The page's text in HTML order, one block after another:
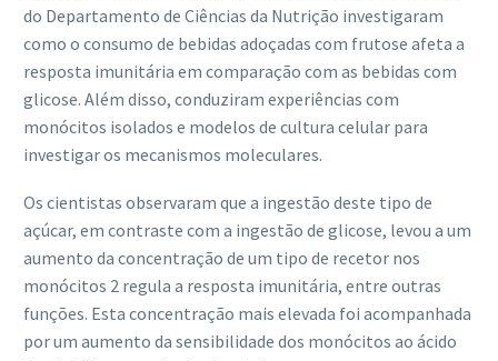
do Departamento de Ciências da Nutrição investigaram
como o consumo de bebidas adoçadas com frutose afeta a
resposta imunitária em comparação com as bebidas com
glicose. Além disso, conduziram experiências com
monócitos isolados e modelos de cultura celular para
investigar os mecanismos moleculares.
Os cientistas observaram que a ingestão deste tipo de
açúcar, em contraste com a ingestão de glicose, levou a um
aumento da concentração de um tipo de recetor nos
monócitos 2 regula a resposta imunitária, entre outras
funções. Esta concentração mais elevada foi acompanhada
por um aumento da sensibilidade dos monócitos ao ácido